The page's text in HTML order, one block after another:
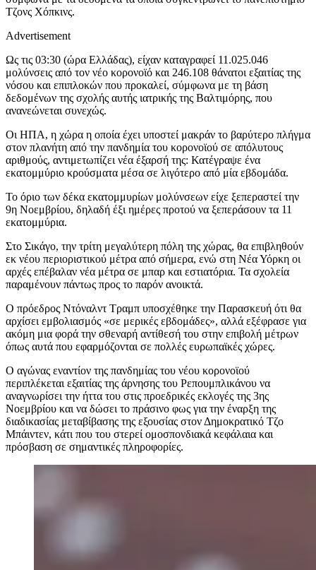
Τζονς Χόπκινς.
Advertisement
Ως τις 03:30 (ώρα Ελλάδας), είχαν καταγραφεί 11.025.046
μολύνσεις από τον νέο κορονοϊό και 246.108 θάνατοι εξαιτίας της
νόσου και επιπλοκών που προκαλεί, σύμφωνα με τη βάση
δεδομένων της σχολής αυτής ιατρικής της Βαλτιμόρης, που
ανανεώνεται συνεχώς.
Οι ΗΠΑ, η χώρα η οποία έχει υποστεί μακράν το βαρύτερο πλήγμα
στον πλανήτη από την πανδημία του κορονοϊού σε απόλυτους
αριθμούς, αντιμετωπίζει νέα έξαρσή της: Κατέγραψε ένα
εκατομμύριο κρούσματα μέσα σε λιγότερο από μία εβδομάδα.
Το όριο των δέκα εκατομμυρίων μολύνσεων είχε ξεπεραστεί την
9η Νοεμβρίου, δηλαδή έξι ημέρες προτού να ξεπεράσουν τα 11
εκατομμύρια.
Στο Σικάγο, την τρίτη μεγαλύτερη πόλη της χώρας, θα επιβληθούν
εκ νέου περιοριστικού μέτρα από σήμερα, ενώ στη Νέα Υόρκη οι
αρχές επέβαλαν νέα μέτρα σε μπαρ και εστιατόρια. Τα σχολεία
παραμένουν πάντως προς το παρόν ανοικτά.
Ο πρόεδρος Ντόναλντ Τραμπ υποσχέθηκε την Παρασκευή ότι θα
αρχίσει εμβολιασμός «σε μερικές εβδομάδες», αλλά εξέφρασε για
ακόμη μια φορά την σθεναρή αντίθεσή του στην επιβολή μέτρων
όπως αυτά που εφαρμόζονται σε πολλές ευρωπαϊκές χώρες.
Ο αγώνας εναντίον της πανδημίας του νέου κορονοϊού
περιπλέκεται εξαιτίας της άρνησης του Ρεπουμπλικάνου να
αναγνωρίσει την ήττα του στις προεδρικές εκλογές της 3ης
Νοεμβρίου και να δώσει το πράσινο φως για την έναρξη της
διαδικασίας μεταβίβασης της εξουσίας στον Δημοκρατικό Τζο
Μπάιντεν, κάτι που του στερεί ομοσπονδιακά κεφάλαια και
πρόσβαση σε σημαντικές πληροφορίες.